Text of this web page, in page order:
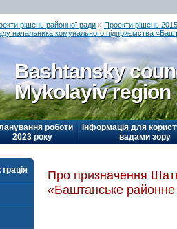
рішень районної ради » Проекти рішень
начальника комунального підприємства
Bashtansky
Mykolayiv region
роботи
2023 року
Інформація для
вадами зору
Про призначення
«Баштанське районне